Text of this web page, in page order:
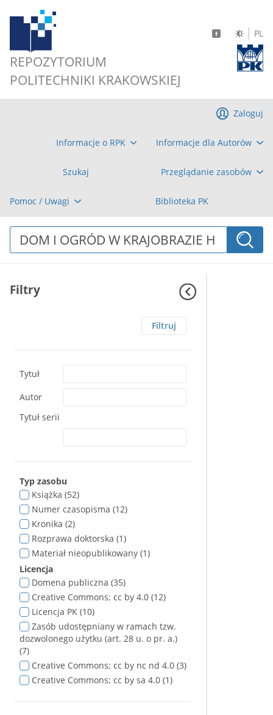
REPOZYTORIUM
POLITECHNIKI KRAKOWSKIEJ
PL
Informacje o RPK Informacje dla Autorów
Szukaj Przeglądanie zasobów
Pomoc / Uwagi Biblioteka PK
Zaloguj
Filtry
Filtruj
Tytuł
Autor
Tytuł serii
Typ zasobu
Książka (52)
Numer czasopisma (12)
Kronika (2)
Rozprawa doktorska (1)
Materiał nieopublikowany (1)
Licencja
Domena publiczna (35)
Creative Commons; cc by 4.0 (12)
Licencja PK (10)
Zasób udostępniany w ramach tzw.
dozwolonego użytku (art. 28 u. o pr. a.)
(7)
Creative Commons; cc by nc nd 4.0 (3)
Creative Commons; cc by sa 4.0 (1)